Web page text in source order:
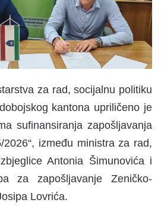
za rad, socijalnu politiku
kantona upriličeno je
sufinansiranja zapošljavanja
2026“, između ministra za rad,
Antonia Šimunovića i
za zapošljavanje Zeničko-
Lovrića.